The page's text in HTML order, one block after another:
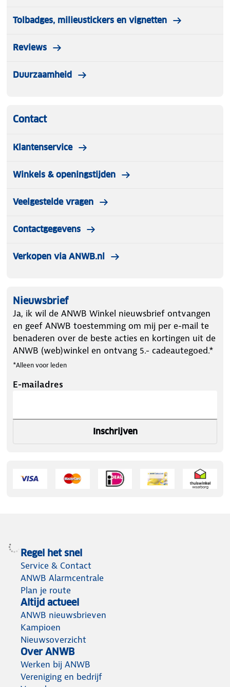
Tolbadges, milieustickers en vignetten
Reviews
Duurzaamheid
Contact
Klantenservice
Winkels & openingstijden
Veelgestelde vragen
Contactgegevens
Verkopen via ANWB.nl
Nieuwsbrief
Ja, ik wil de ANWB Winkel nieuwsbrief ontvangen
en geef ANWB toestemming om mij per e-mail te
benaderen over de beste acties en kortingen uit de
ANWB (web)winkel en ontvang 5.- cadeautegoed.*
*Alleen voor leden
E-mailadres
Inschrijven
Regel het snel
Service & Contact
ANWB Alarmcentrale
Plan je route
Altijd actueel
ANWB nieuwsbrieven
Kampioen
Nieuwsoverzicht
Over ANWB
Werken bij ANWB
Vereniging en bedrijf